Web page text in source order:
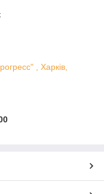
, Харків,